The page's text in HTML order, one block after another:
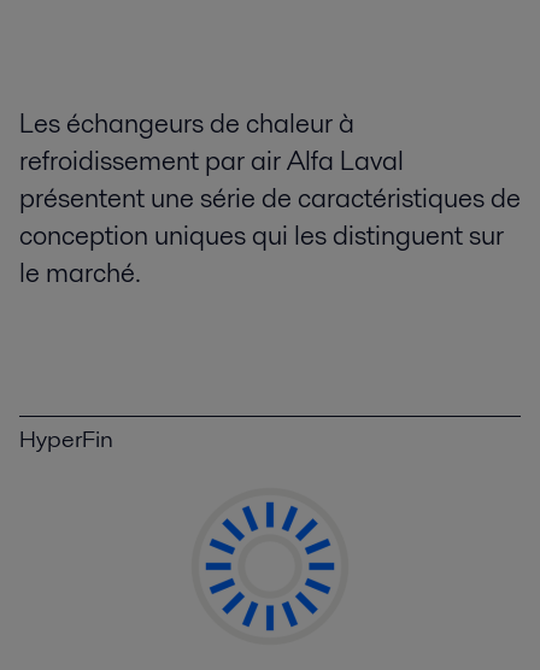
Les échangeurs de chaleur à
refroidissement par air Alfa Laval
présentent une série de caractéristiques de
conception uniques qui les distinguent sur
le marché.
HyperFin